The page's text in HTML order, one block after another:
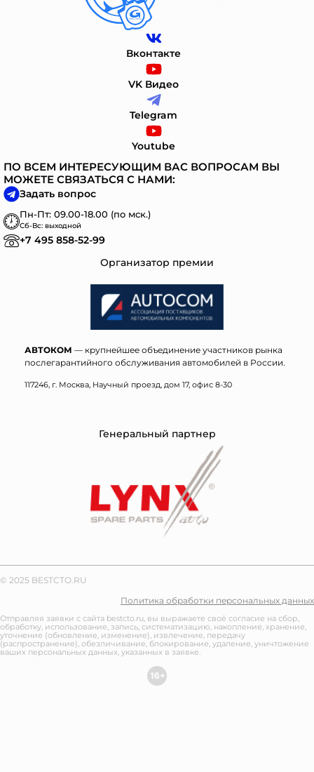
Вконтакте
VK Видео
Telegram
Youtube
ПО ВСЕМ ИНТЕРЕСУЮЩИМ ВАС ВОПРОСАМ ВЫ
МОЖЕТЕ СВЯЗАТЬСЯ С НАМИ:
Задать вопрос
Пн-Пт: 09.00-18.00 (по мск.)
Сб-Вс: выходной
+7 495 858-52-99
Организатор премии
АВТОКОМ — крупнейшее объединение участников рынка
послегарантийного обслуживания автомобилей в России.
117246, г. Москва, Научный проезд, дом 17, офис 8-30
Генеральный партнер
© 2025 BESTCTO.RU
Политика обработки персональных данных
Отправляя заявки с сайта bestcto.ru, вы выражаете своё согласие на сбор,
обработку, использование, запись, систематизацию, накопление, хранение,
уточнение (обновление, изменение), извлечение, передачу
(распространение), обезличивание, блокирование, удаление, уничтожение
ваших персональных данных, указанных в заявке.